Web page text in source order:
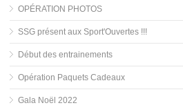
OPÉRATION PHOTOS
SSG présent aux Sport'Ouvertes !!!
Début des entrainements
Opération Paquets Cadeaux
Gala Noël 2022